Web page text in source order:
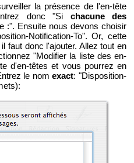
la pré­sence de l'en-tête
donc "Si cha­cune des
:". En­suite nous de­vons choi­sir
No­ti­fi­ca­tion-To". Or, cette
faut donc l'ajou­ter. Allez tout en
"Mo­di­fier la liste des en-
d'en-têtes et vous pour­rez en
le nomexact: "Dis­po­si­tion-